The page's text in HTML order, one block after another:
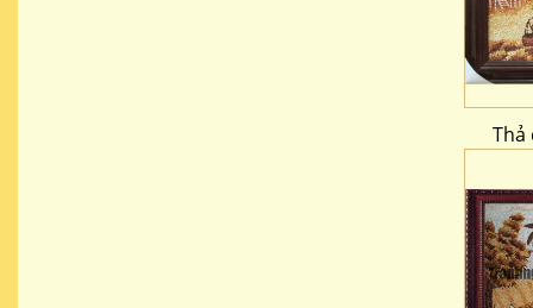
Thả